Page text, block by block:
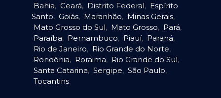
Bahia, Ceará, Distrito Federal, Espírito
Santo, Goiás, Maranhão, Minas Gerais,
Mato Grosso do Sul, Mato Grosso, Pará,
Paraíba, Pernambuco, Piauí, Paraná,
Rio de Janeiro, Rio Grande do Norte,
Rondônia, Roraima, Rio Grande do Sul,
Santa Catarina, Sergipe, São Paulo,
Tocantins.